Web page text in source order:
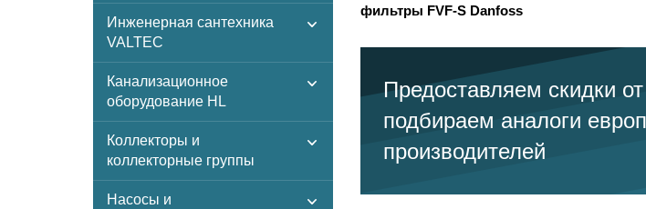
Инженерная сантехника
VALTEC
Канализационное
оборудование HL
Коллекторы и
коллекторные группы
Насосы и
фильтры FVF-S Danfoss
Предоставляем скидки
подбираем аналоги
производителей